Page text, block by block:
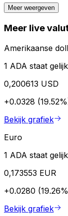
Meer weergeven
Meer live
Amerikaanse
1 ADA staat
0,200613 USD
+0.0328
Bekijk grafiek
Euro
1 ADA staat
0,173553 EUR
+0.0280
Bekijk grafiek